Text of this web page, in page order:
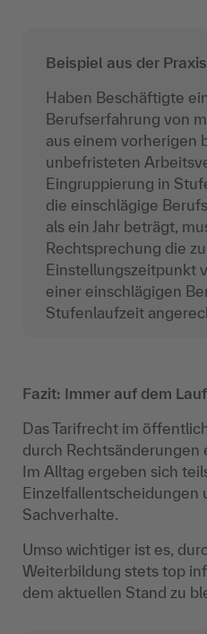
Beispiel aus der
Haben Beschäftigte
Berufserfahrung von
aus einem vorherigen
unbefristeten
Eingruppierung in
die einschlägige
als ein Jahr beträgt,
Rechtsprechung die
Einstellungszeitpunkt
einer einschlägigen
Stufenlaufzeit
Fazit: Immer auf dem
Das Tarifrecht im
durch Rechtsänderungen
Im Alltag ergeben sich
Einzelfallentscheidungen
Sachverhalte.
Umso wichtiger ist es,
Weiterbildung stets top
dem aktuellen Stand zu